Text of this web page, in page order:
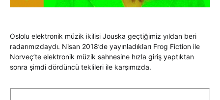
Oslolu elektronik müzik ikilisi Jouska geçtiğimiz yıldan beri
radarımızdaydı. Nisan 2018’de yayınladıkları Frog Fiction ile
Norveç’te elektronik müzik sahnesine hızla giriş yaptıktan
sonra şimdi dördüncü teklileri ile karşımızda.